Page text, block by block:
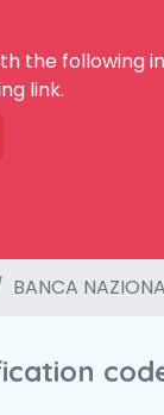
the following
link.
BANCA